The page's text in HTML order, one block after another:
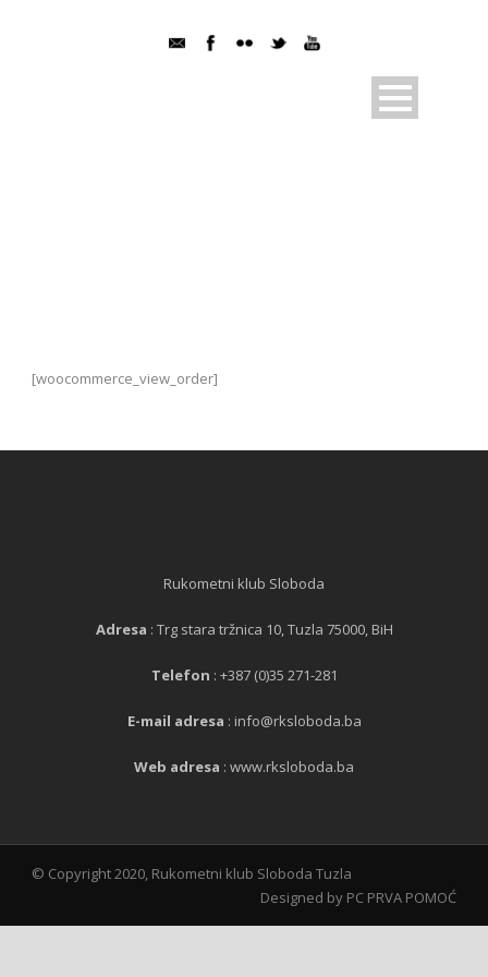
[woocommerce_view_order]
Rukometni klub Sloboda
Adresa : Trg stara tržnica 10, Tuzla 75000, BiH
Telefon : +387 (0)35 271-281
E-mail adresa : info@rksloboda.ba
Web adresa : www.rksloboda.ba
© Copyright 2020, Rukometni klub Sloboda Tuzla
Designed by PC PRVA POMOĆ